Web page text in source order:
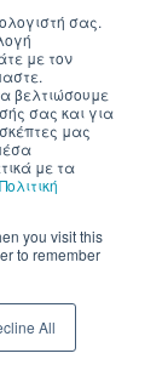
σας.
με τον
βελτιώσουμε
σας και για
μας
με τα
Πολιτική
you visit this
to remember
All